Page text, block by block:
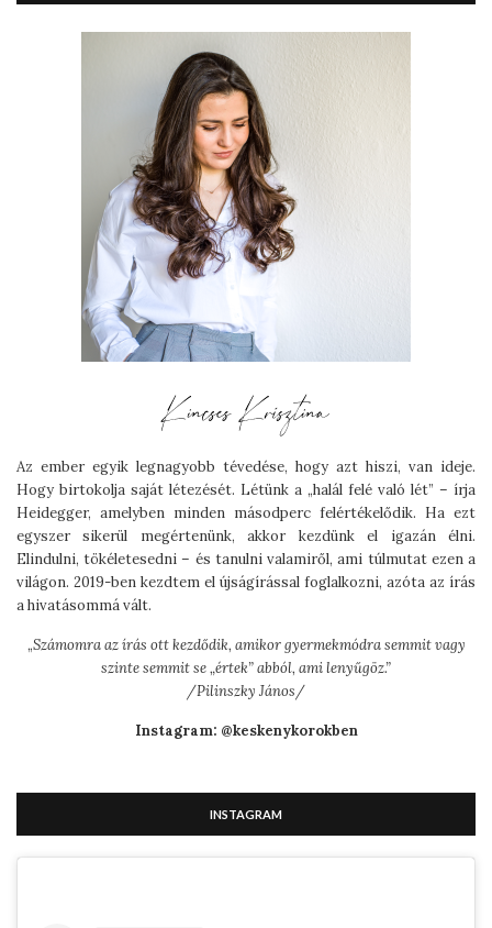
Az ember egyik legnagyobb tévedése, hogy azt hiszi, van ideje.
Hogy birtokolja saját létezését. Létünk a „halál felé való lét” – írja
Heidegger, amelyben minden másodperc felértékelődik. Ha ezt
egyszer sikerül megértenünk, akkor kezdünk el igazán élni.
Elindulni, tökéletesedni – és tanulni valamiről, ami túlmutat ezen a
világon. 2019-ben kezdtem el újságírással foglalkozni, azóta az írás
a hivatásommá vált.
„Számomra az írás ott kezdődik, amikor gyermekmódra semmit vagy
szinte semmit se „értek” abból, ami lenyűgöz.”
/Pilinszky János/
Instagram: @keskenykorokben
INSTAGRAM